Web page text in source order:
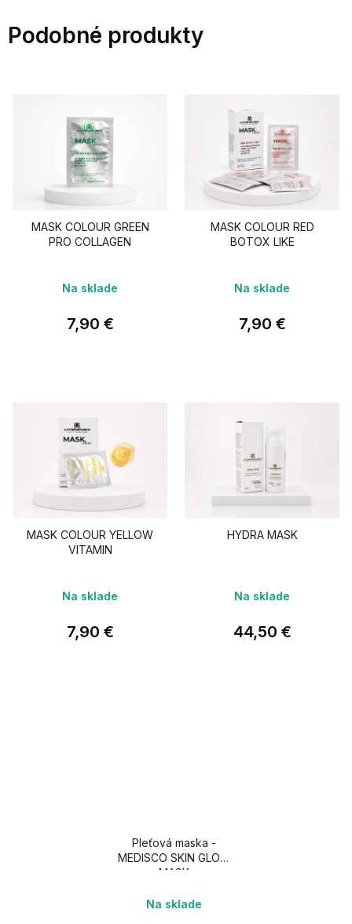
Podobné produkty
MASK COLOUR GREEN
PRO COLLAGEN
Na sklade
7,90 €
MASK COLOUR RED
BOTOX LIKE
Na sklade
7,90 €
MASK COLOUR YELLOW
VITAMIN
Na sklade
7,90 €
HYDRA MASK
Na sklade
44,50 €
Pleťová maska -
MEDISCO SKIN GLOW
MASK
Na sklade